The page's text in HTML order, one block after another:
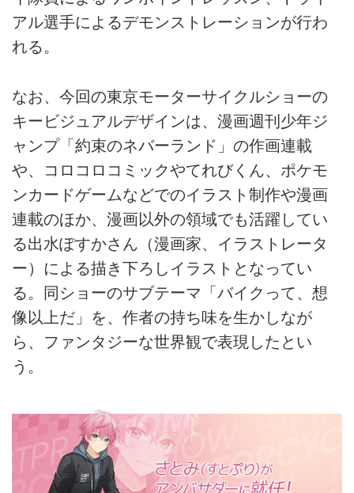
アル選手によるデモンストレーションが行わ
れる。
なお、今回の東京モーターサイクルショーの
キービジュアルデザインは、漫画週刊少年ジ
ャンプ「約束のネバーランド」の作画連載
や、コロコロコミックやてれびくん、ポケモ
ンカードゲームなどでのイラスト制作や漫画
連載のほか、漫画以外の領域でも活躍してい
る出水ぽすかさん（漫画家、イラストレータ
ー）による描き下ろしイラストとなってい
る。同ショーのサブテーマ「バイクって、想
像以上だ」を、作者の持ち味を生かしなが
ら、ファンタジーな世界観で表現したとい
う。